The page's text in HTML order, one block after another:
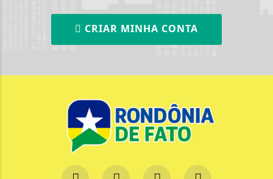
CRIAR MINHA CONTA